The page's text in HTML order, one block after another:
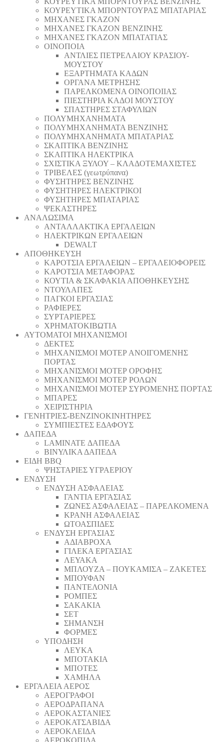
ΚΟΥΡΕΥΤΙΚΑ ΜΠΟΡΝΤΟΥΡΑΣ ΜΠΑΤΑΡΙΑΣ
ΜΗΧΑΝΕΣ ΓΚΑΖΟΝ
ΜΗΧΑΝΕΣ ΓΚΑΖΟΝ ΒΕΝΖΙΝΗΣ
ΜΗΧΑΝΕΣ ΓΚΑΖΟΝ ΜΠΑΤΑΤΙΑΣ
ΟΙΝΟΠΟΙΑ
ΑΝΤΛΙΕΣ ΠΕΤΡΕΛΑΙΟΥ ΚΡΑΣΙΟΥ-
ΜΟΥΣΤΟΥ
ΕΞΑΡΤΗΜΑΤΑ ΚΑΔΩΝ
ΟΡΓΑΝΑ ΜΕΤΡΗΣΗΣ
ΠΑΡΕΛΚΟΜΕΝΑ ΟΙΝΟΠΟΙΙΑΣ
ΠΙΕΣΤΗΡΙΑ ΚΑΔΟΙ ΜΟΥΣΤΟΥ
ΣΠΑΣΤΗΡΕΣ ΣΤΑΦΥΛΙΩΝ
ΠΟΛΥΜΗΧΑΝΗΜΑΤΑ
ΠΟΛΥΜΗΧΑΝΗΜΑΤΑ ΒΕΝΖΙΝΗΣ
ΠΟΛΥΜΗΧΑΝΗΜΑΤΑ ΜΠΑΤΑΡΙΑΣ
ΣΚΑΠΤΙΚΑ ΒΕΝΖΙΝΗΣ
ΣΚΑΠΤΙΚΑ ΗΛΕΚΤΡΙΚΑ
ΣΧΙΣΤΙΚΑ ΞΥΛΟΥ – ΚΛΑΔΟΤΕΜΑΧΙΣΤΕΣ
ΤΡΙΒΕΛΕΣ (γεωτρύπανα)
ΦΥΣΗΤΗΡΕΣ ΒΕΝΖΙΝΗΣ
ΦΥΣΗΤΗΡΕΣ ΗΛΕΚΤΡΙΚΟΙ
ΦΥΣΗΤΗΡΕΣ ΜΠΑΤΑΡΙΑΣ
ΨΕΚΑΣΤΗΡΕΣ
ΑΝΑΛΩΣΙΜΑ
ΑΝΤΑΛΛΑΚΤΙΚΑ ΕΡΓΑΛΕΙΩΝ
ΗΛΕΚΤΡΙΚΩΝ ΕΡΓΑΛΕΙΩΝ
DEWALT
ΑΠΟΘΗΚΕΥΣΗ
ΚΑΡΟΤΣΙΑ ΕΡΓΑΛΕΙΩΝ – ΕΡΓΑΛΕΙΟΦΟΡΕΙΣ
ΚΑΡΟΤΣΙΑ ΜΕΤΑΦΟΡΑΣ
ΚΟΥΤΙΑ & ΣΚΑΦΑΚΙΑ ΑΠΟΘΗΚΕΥΣΗΣ
ΝΤΟΥΛΑΠΕΣ
ΠΑΓΚΟΙ ΕΡΓΑΣΙΑΣ
ΡΑΦΙΕΡΕΣ
ΣΥΡΤΑΡΙΕΡΕΣ
ΧΡΗΜΑΤΟΚΙΒΩΤΙΑ
ΑΥΤΟΜΑΤΟΙ ΜΗΧΑΝΙΣΜΟΙ
ΔΕΚΤΕΣ
ΜΗΧΑΝΙΣΜΟΙ ΜΟΤΕΡ ΑΝΟΙΓΟΜΕΝΗΣ
ΠΟΡΤΑΣ
ΜΗΧΑΝΙΣΜΟΙ ΜΟΤΕΡ ΟΡΟΦΗΣ
ΜΗΧΑΝΙΣΜΟΙ ΜΟΤΕΡ ΡΟΛΩΝ
ΜΗΧΑΝΙΣΜΟΙ ΜΟΤΕΡ ΣΥΡΟΜΕΝΗΣ ΠΟΡΤΑΣ
ΜΠΑΡΕΣ
ΧΕΙΡΙΣΤΗΡΙΑ
ΓΕΝΗΤΡΙΕΣ-ΒΕΝΖΙΝΟΚΙΝΗΤΗΡΕΣ
ΣΥΜΠΙΕΣΤΕΣ ΕΔΑΦΟΥΣ
ΔΑΠΕΔΑ
LAMINATE ΔΑΠΕΔΑ
ΒΙΝΥΛΙΚΑ ΔΑΠΕΔΑ
ΕΙΔΗ BBQ
ΨΗΣΤΑΡΙΕΣ ΥΓΡΑΕΡΙΟΥ
ΕΝΔΥΣΗ
ΕΝΔΥΣΗ ΑΣΦΑΛΕΙΑΣ
ΓΑΝΤΙΑ ΕΡΓΑΣΙΑΣ
ΖΩΝΕΣ ΑΣΦΑΛΕΙΑΣ – ΠΑΡΕΛΚΟΜΕΝΑ
ΚΡΑΝΗ ΑΣΦΑΛΕΙΑΣ
ΩΤΟΑΣΠΙΔΕΣ
ΕΝΔΥΣΗ ΕΡΓΑΣΙΑΣ
ΑΔΙΑΒΡΟΧΑ
ΓΙΛΕΚΑ ΕΡΓΑΣΙΑΣ
ΛΕΥΑΚΑ
ΜΠΛΟΥΖΑ – ΠΟΥΚΑΜΙΣΑ – ΖΑΚΕΤΕΣ
ΜΠΟΥΦΑΝ
ΠΑΝΤΕΛΟΝΙΑ
ΡΟΜΠΕΣ
ΣΑΚΑΚΙΑ
ΣΕΤ
ΣΗΜΑΝΣΗ
ΦΟΡΜΕΣ
ΥΠΟΔΗΣΗ
ΛΕΥΚΑ
ΜΠΟΤΑΚΙΑ
ΜΠΟΤΕΣ
ΧΑΜΗΛΑ
ΕΡΓΑΛΕΙΑ ΑΕΡΟΣ
ΑΕΡΟΓΡΑΦΟΙ
ΑΕΡΟΔΡΑΠΑΝA
ΑΕΡΟΚΑΣΤΑΝΙΕΣ
ΑΕΡΟΚΑΤΣΑΒΙΔΑ
ΑΕΡΟΚΛΕΙΔΑ